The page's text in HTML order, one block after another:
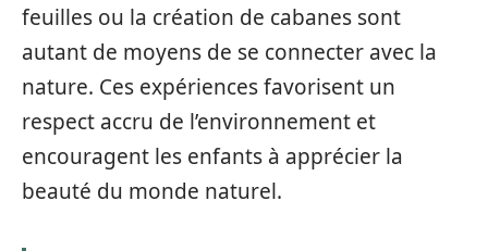
feuilles ou la création de cabanes sont
autant de moyens de se connecter avec la
nature. Ces expériences favorisent un
respect accru de l’environnement et
encouragent les enfants à apprécier la
beauté du monde naturel.